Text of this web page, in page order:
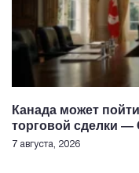
Канада может
торговой сделки —
7 августа, 2026